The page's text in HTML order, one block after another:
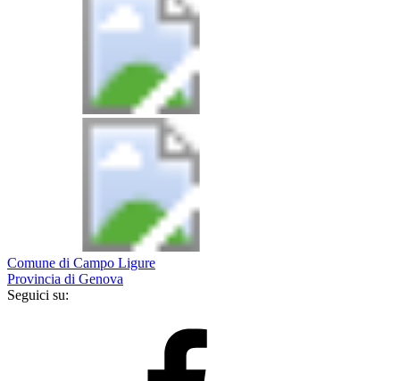
Comune di Campo Ligure
Provincia di Genova
Seguici su: